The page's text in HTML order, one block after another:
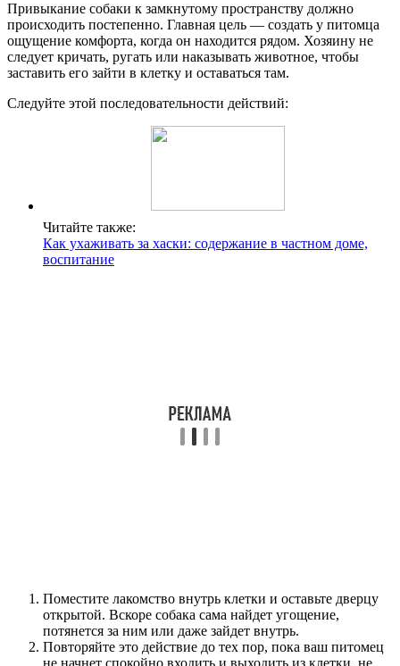
Привыкание собаки к замкнутому пространству должно
происходить постепенно. Главная цель — создать у питомца
ощущение комфорта, когда он находится рядом. Хозяину не
следует кричать, ругать или наказывать животное, чтобы
заставить его зайти в клетку и оставаться там.
Следуйте этой последовательности действий:
Читайте также:
Как ухаживать за хаски: содержание в частном доме,
воспитание
Поместите лакомство внутрь клетки и оставьте дверцу
открытой. Вскоре собака сама найдет угощение,
потянется за ним или даже зайдет внутрь.
Повторяйте это действие до тех пор, пока ваш питомец